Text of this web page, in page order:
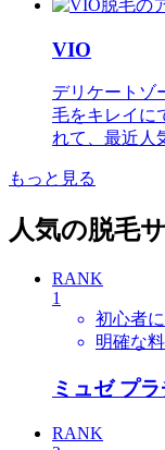
VIO
デリケートゾ
毛をキレイに
れて、最近人
もっと見る
人気の脱毛
RANK
1
初心者
明確な
ミュゼ プ
RANK